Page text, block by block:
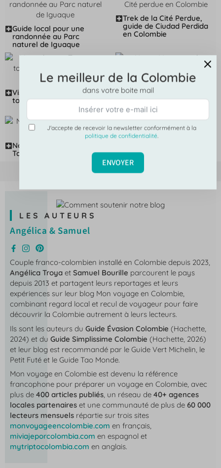
Guide local pour une
randonnée au Parc
naturel de Iguaque
Trek de la Cité Perdue,
guide de Ciudad Perdida
en Colombie
Visiter le parc Tayrona,
toutes les infos pratiques
Nueva Venecia et les
villages sur pilotis de la
Cienaga Grande
Notre expérience au parc
Tayrona
Parc Tayrona
LES AUTEURS
Angélica & Samuel
Couple franco-colombien installé en Colombie depuis 2023,
Angélica Troya et Samuel Bourille parcourent le pays
depuis 2013 et partagent leurs reportages et leurs
expériences sur leur blog Mon voyage en Colombie,
combinant regard local et recul de voyageur pour faire
découvrir la Colombie autrement à leurs lecteurs.
Ils sont les auteurs du Guide Évasion Colombie (Hachette,
2024) et du Guide Simplissime Colombie (Hachette, 2026)
et leur blog est recommandé par le Guide Vert Michelin, le
Petit Futé et le Guide Tao Monde.
Mon voyage en Colombie est devenu la référence
francophone pour préparer un voyage en Colombie, avec
plus de 400 articles publiés, un réseau de 40+ agences
locales partenaires et une communauté de plus de 60 000
lecteurs mensuels répartie sur trois sites
monvoyageencolombie.com en français,
miviajeporcolombia.com en espagnol et
mytriptocolombia.com en anglais.
Le meilleur de la Colombie
dans votre boite mail
J'accepte de recevoir la newsletter conformément à la
politique de confidentialité.
ENVOYER